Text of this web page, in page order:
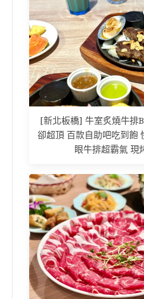
[新北板橋] 牛室炙燒牛排
卻超頂 百款自助吧吃到飽
眼牛排超霸氣 現